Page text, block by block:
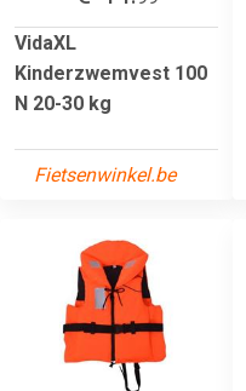
VidaXL
Kinderzwemvest 100
N 20-30 kg
Fietsenwinkel.be